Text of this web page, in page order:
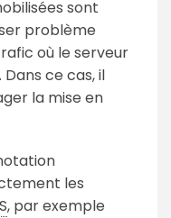
sont
problème
où le serveur
ce cas, il
la mise en
les
, par exemple